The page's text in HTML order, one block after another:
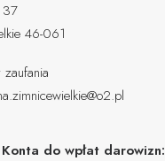
37
46-061
Konta do wpłat darowizn: